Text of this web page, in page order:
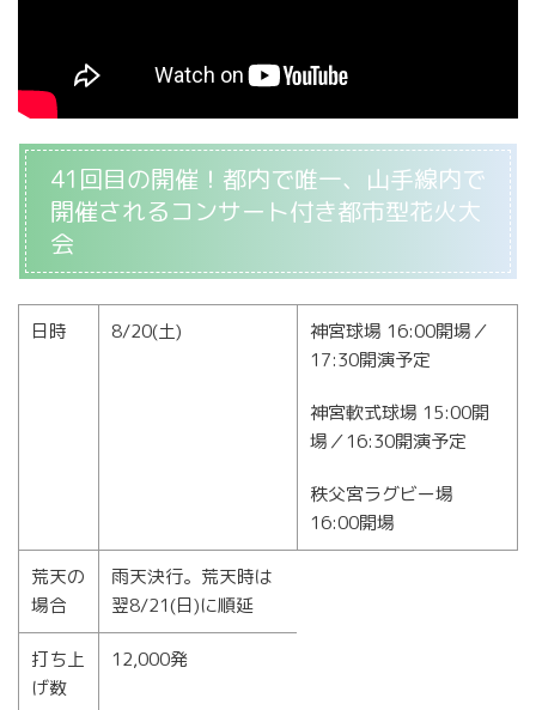
41回目の開催！都内で唯一、山手線内で
開催されるコンサート付き都市型花火大
会
日時 8/20(土)
神宮球場 16:00開場／
17:30開演予定
神宮軟式球場 15:00開
場／16:30開演予定
秩父宮ラグビー場
16:00開場
荒天の
場合
雨天決行。荒天時は
翌8/21(日)に順延
打ち上
げ数
12,000発